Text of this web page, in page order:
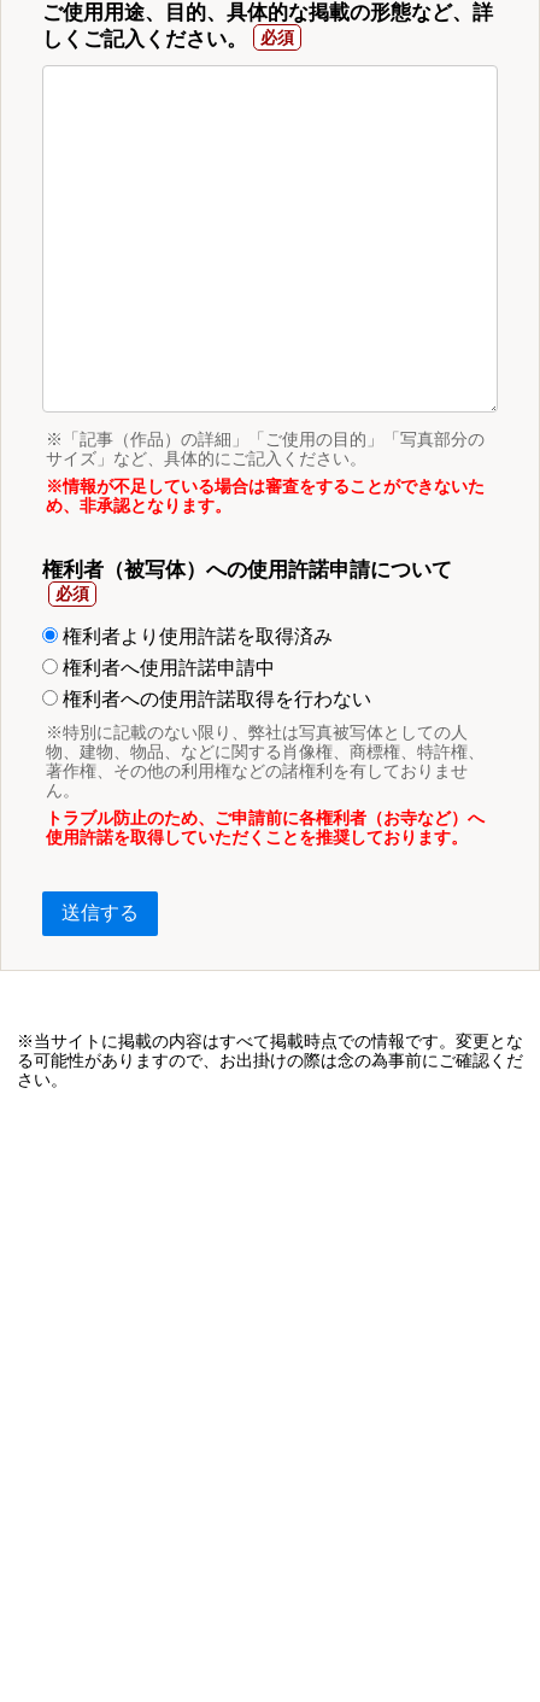
ご使用用途、目的、具体的な掲載の形態など、詳
しくご記入ください。
※「記事（作品）の詳細」「ご使用の目的」「写真部分の
サイズ」など、具体的にご記入ください。
※情報が不足している場合は審査をすることができないた
め、非承認となります。
権利者（被写体）への使用許諾申請について
権利者より使用許諾を取得済み
権利者へ使用許諾申請中
権利者への使用許諾取得を行わない
※特別に記載のない限り、弊社は写真被写体としての人
物、建物、物品、などに関する肖像権、商標権、特許権、
著作権、その他の利用権などの諸権利を有しておりませ
ん。
トラブル防止のため、ご申請前に各権利者（お寺など）へ
使用許諾を取得していただくことを推奨しております。
送信する
※当サイトに掲載の内容はすべて掲載時点での情報です。変更とな
る可能性がありますので、お出掛けの際は念の為事前にご確認くだ
さい。